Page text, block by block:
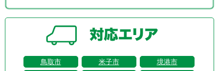
鳥取市 米子市
境港市